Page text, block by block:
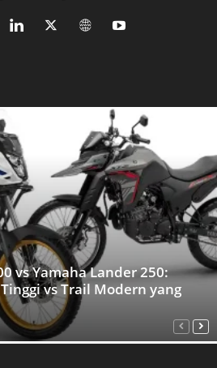
vs Yamaha Lander 250:
vs Trail Modern yang